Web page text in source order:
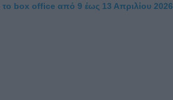
το box office από 9 έως 13 Απριλίου 2026